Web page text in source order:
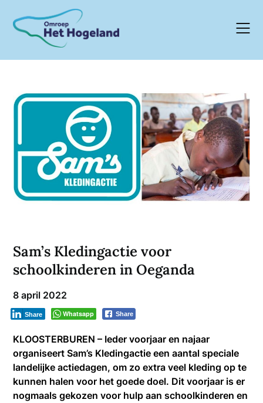
content
Sam’s Kledingactie voor
schoolkinderen in Oeganda
8 april 2022
Whatsapp Share
Share
KLOOSTERBUREN – Ieder voorjaar en najaar
organiseert Sam’s Kledingactie een aantal speciale
landelijke actiedagen, om zo extra veel kleding op te
kunnen halen voor het goede doel. Dit voorjaar is er
nogmaals gekozen voor hulp aan schoolkinderen en